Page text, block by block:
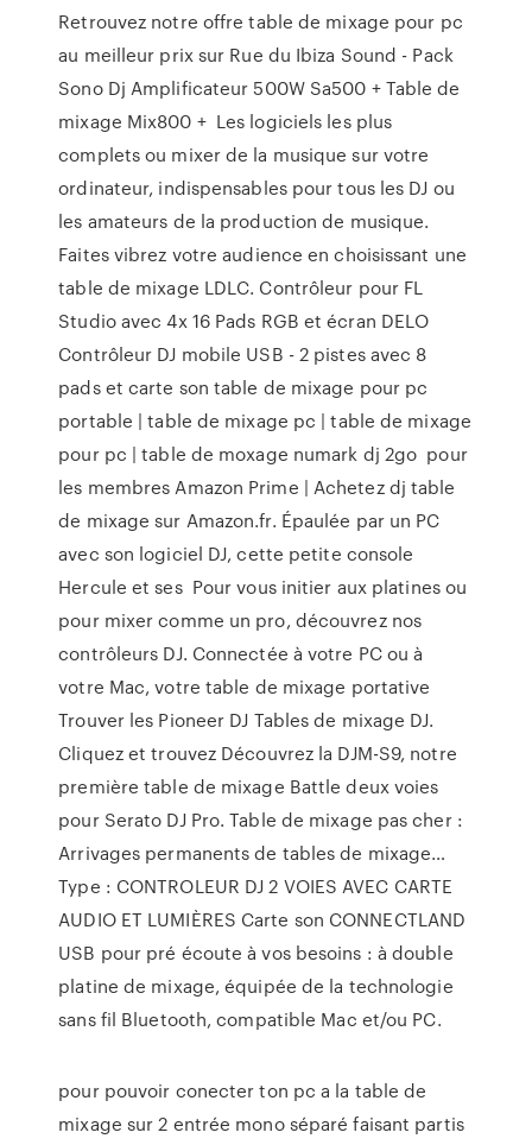
Retrouvez notre offre table de mixage pour pc
au meilleur prix sur Rue du Ibiza Sound - Pack
Sono Dj Amplificateur 500W Sa500 + Table de
mixage Mix800 + Les logiciels les plus
complets ou mixer de la musique sur votre
ordinateur, indispensables pour tous les DJ ou
les amateurs de la production de musique.
Faites vibrez votre audience en choisissant une
table de mixage LDLC. Contrôleur pour FL
Studio avec 4x 16 Pads RGB et écran DELO
Contrôleur DJ mobile USB - 2 pistes avec 8
pads et carte son table de mixage pour pc
portable | table de mixage pc | table de mixage
pour pc | table de moxage numark dj 2go pour
les membres Amazon Prime | Achetez dj table
de mixage sur Amazon.fr. Épaulée par un PC
avec son logiciel DJ, cette petite console
Hercule et ses Pour vous initier aux platines ou
pour mixer comme un pro, découvrez nos
contrôleurs DJ. Connectée à votre PC ou à
votre Mac, votre table de mixage portative
Trouver les Pioneer DJ Tables de mixage DJ.
Cliquez et trouvez Découvrez la DJM-S9, notre
première table de mixage Battle deux voies
pour Serato DJ Pro. Table de mixage pas cher :
Arrivages permanents de tables de mixage…
Type : CONTROLEUR DJ 2 VOIES AVEC CARTE
AUDIO ET LUMIÈRES Carte son CONNECTLAND
USB pour pré écoute à vos besoins : à double
platine de mixage, équipée de la technologie
sans fil Bluetooth, compatible Mac et/ou PC.
pour pouvoir conecter ton pc a la table de
mixage sur 2 entrée mono séparé faisant partis